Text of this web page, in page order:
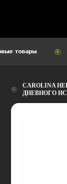
CAROLINA
ДНЕВНОГО